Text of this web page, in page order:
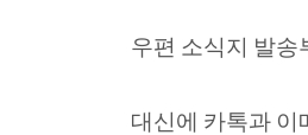
우편 소식지 발송
대신에 카톡과 이